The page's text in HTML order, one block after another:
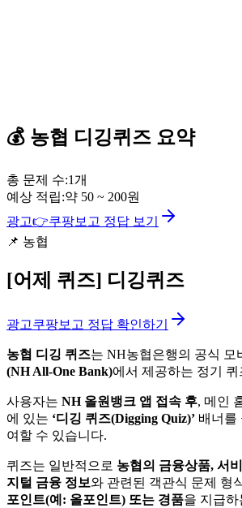
💰 농협 디깅퀴즈 요약
총 문제 수:1개
예상 적립:약 50 ~ 200원
광고👉쿠팡보고 정답 보기
📌 농협
[어제 퀴즈] 디깅퀴즈
광고쿠팡보고 정답 확인하기
농협 디깅 퀴즈는 NH농협은행의 공식 모
(NH All-One Bank)에서 제공하는 정기
사용자는 NH 올원뱅크 앱 접속 후, 메인
에 있는 ‘디깅 퀴즈(Digging Quiz)’ 배너를
여할 수 있습니다.
퀴즈는 일반적으로 농협의 금융상품, 서
지털 금융 정보와 관련된 객관식 문제 형
포인트(예: 올포인트) 또는 경품을 지급하